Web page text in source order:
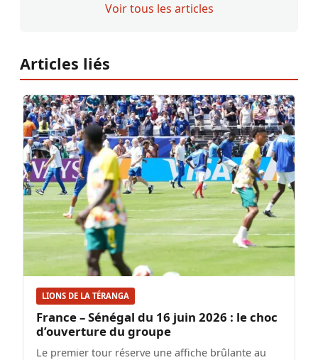
Voir tous les articles
Articles liés
LIONS DE LA TÉRANGA
France – Sénégal du 16 juin 2026 : le choc
d’ouverture du groupe
Le premier tour réserve une affiche brûlante au